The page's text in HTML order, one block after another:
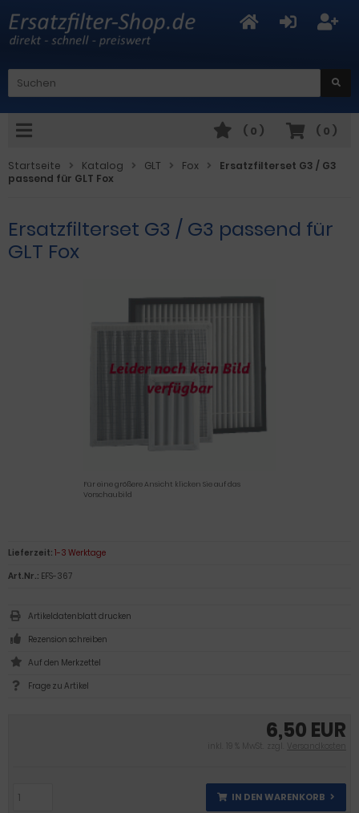
( 0 )
( 0 )
Startseite Katalog GLT Fox
Ersatzfilterset G3 / G3
passend für GLT Fox
Ersatzfilterset G3 / G3 passend für
GLT Fox
Für eine größere Ansicht klicken Sie auf das
Vorschaubild
6,50 EUR
inkl. 19 % MwSt. zzgl. Versandkosten
IN DEN WARENKORB
Lieferzeit: 1-3 Werktage
Art.Nr.: EFS-367
Artikeldatenblatt drucken
Rezension schreiben
Frage zu Artikel